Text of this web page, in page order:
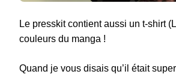
Le presskit contient aussi un t-shirt
couleurs du manga !
Quand je vous disais qu’il était